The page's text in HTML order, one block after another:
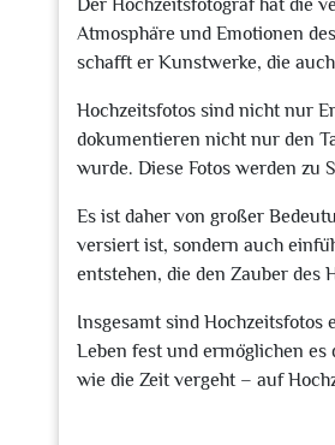
Der Hochzeitsfotograf hat die
Atmosphäre und Emotionen
schafft er Kunstwerke, die
Hochzeitsfotos sind nicht nur
dokumentieren nicht nur den
wurde. Diese Fotos werden zu
Es ist daher von großer
versiert ist, sondern auch
entstehen, die den Zauber des
Insgesamt sind Hochzeitsfotos
Leben fest und ermöglichen
wie die Zeit vergeht – auf